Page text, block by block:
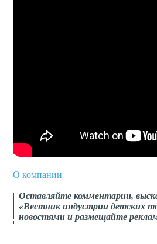
О компании
Оставляйте комментарии,
«Вестник индустрии детских
новостями и размещайте